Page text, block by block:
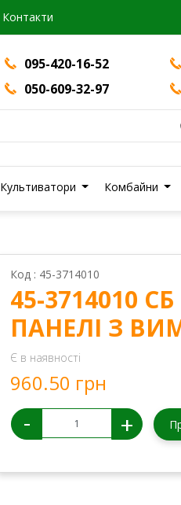
Контакти
095-420-16-52
050-609-32-97
Культиватори Комбайни
Код : 45-3714010
45-3714010
ПАНЕЛІ З
Є в наявності
960.50 грн
- +